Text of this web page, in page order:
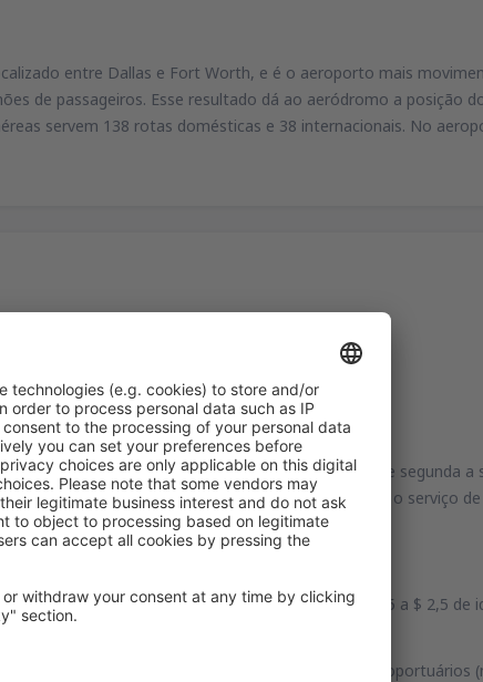
entre Dallas e Fort Worth, e é o aeroporto mais
de passageiros. Esse resultado dá ao aeródromo a posição
servem 138 rotas domésticas e 38 internacionais. No
o estacionamento norte (Remote) pela via 310, de segunda a
sete dias por semana. Preço de ida: $ 1,5. Airporter: o serviço
para crianças menores de 12 anos - $ 7.
de Dallas para o aeroporto, o preço: de $ 1,5 a $ 2,5 de
dos passageiros estão prontos assistentes aeroportuários